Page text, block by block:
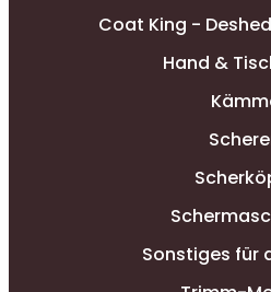
Coat King -
Hand &
Sonstiges für